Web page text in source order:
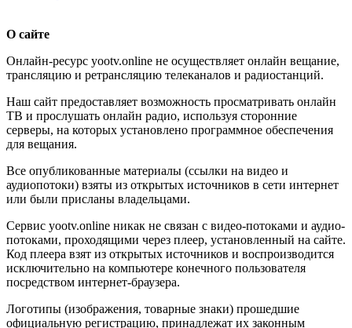
О сайте
Онлайн-ресурс yootv.online не осуществляет онлайн вещание,
трансляцию и ретрансляцию телеканалов и радиостанций.
Наш сайт предоставляет возможность просматривать онлайн
ТВ и прослушать онлайн радио, используя сторонние
серверы, на которых установлено программное обеспечения
для вещания.
Все опубликованные материалы (ссылки на видео и
аудиопотоки) взяты из открытых источников в сети интернет
или были присланы владельцами.
Сервис yootv.online никак не связан с видео-потоками и аудио-
потоками, проходящими через плеер, установленный на сайте.
Код плеера взят из открытых источников и воспроизводится
исключительно на компьютере конечного пользователя
посредством интернет-браузера.
Логотипы (изображения, товарные знаки) прошедшие
официальную регистрацию, принадлежат их законным